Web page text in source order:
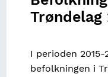
Trøndelag
I perioden
befolkningen i